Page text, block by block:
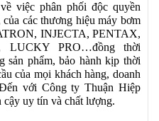
việc phân phối độc quyền
các thương hiệu máy bơm
INJECTA, PENTAX,
LUCKY PRO…đồng thời
sản phẩm, bảo hành kịp thời
của mọi khách hàng, doanh
với Công ty Thuận Hiệp
uy tín và chất lượng.